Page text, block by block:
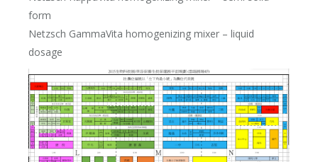
form
Netzsch GammaVita homogenizing mixer – liquid
dosage